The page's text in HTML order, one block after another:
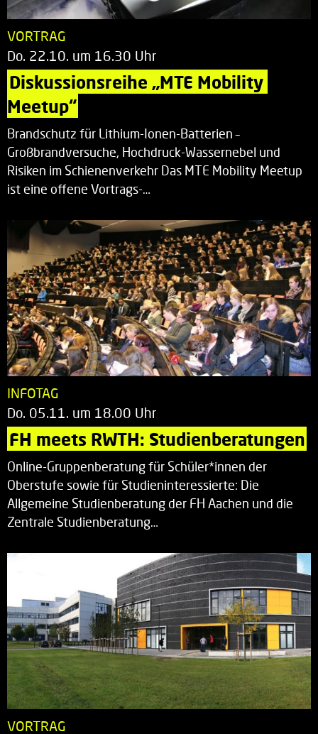
VORTRAG
Do. 22.10. um 16.30 Uhr
Diskussionsreihe „MTE Mobility
Meetup“
Brandschutz für Lithium-Ionen-Batterien –
Großbrandversuche, Hochdruck-Wassernebel und
Risiken im Schienenverkehr Das MTE Mobility Meetup
ist eine offene Vortrags-…
INFOTAG
Do. 05.11. um 18.00 Uhr
FH meets RWTH: Studienberatungen
Online-Gruppenberatung für Schüler*innen der
Oberstufe sowie für Studieninteressierte: Die
Allgemeine Studienberatung der FH Aachen und die
Zentrale Studienberatung…
VORTRAG